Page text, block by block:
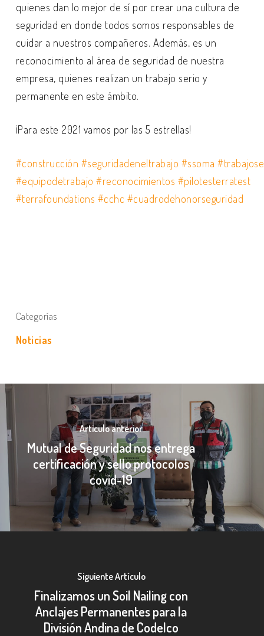
quienes dan lo mejor de sí por crear una cultura de
seguridad en donde todos somos responsables de
cuidar a nuestros compañeros. Además, es un
reconocimiento al área de seguridad de nuestra
empresa, quienes realizan un trabajo serio y
permanente en este ámbito.
¡Para este 2021 vamos por las 5 estrellas!
#construcción #seguridadeneltrabajo #ssoma
#equipodetrabajo #reconocimientos #pilotesterratest
#terrafoundations #cchc #cuadrodehonorseguridad
Categorías
Noticias
Articulo anterior
Mutual de Seguridad nos entrega
certificación y sello protocolos
covid-19
Siguiente Artículo
Finalizamos un Soil Nailing con
Anclajes Permanentes para la
División Andina de Codelco